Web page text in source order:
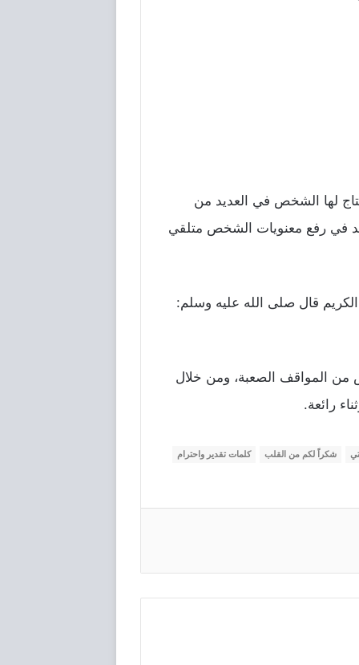
لها الشخص في العديد من
في رفع معنويات الشخص متلقي
الكريم قال صلى الله عليه وسلم:
من المواقف الصعبة، ومن خلال
رائعة.
شكراً لكم من القلب كلمات تقدير واحترام